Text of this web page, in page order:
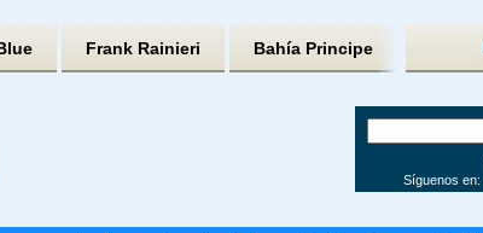
Frank Rainieri Bahía Principe
Síguenos en: